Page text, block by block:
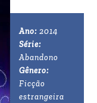
Ano: 2014
Série:
Abandono
Gênero:
Ficção
estrangeira